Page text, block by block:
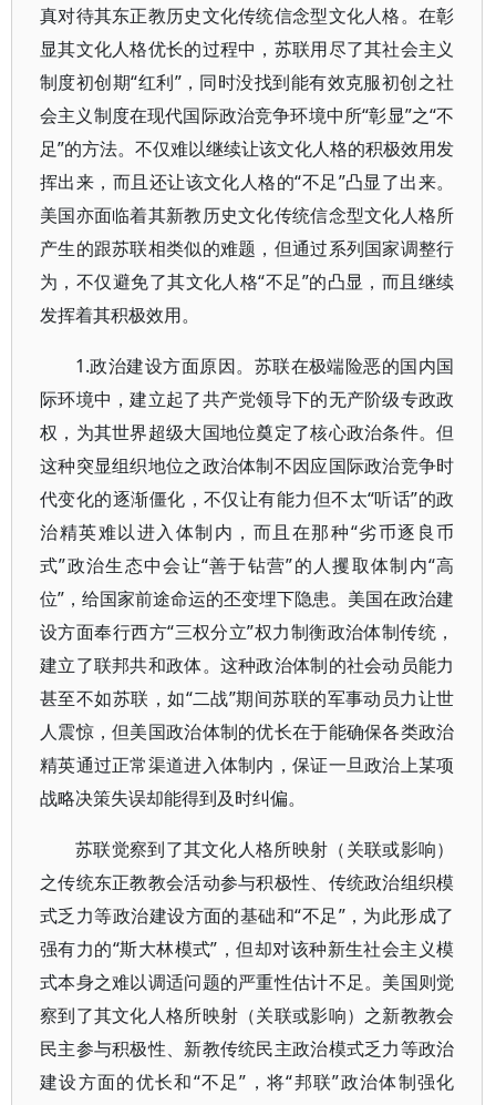
真对待其东正教历史文化传统信念型文化人格。在彰
显其文化人格优长的过程中，苏联用尽了其社会主义
制度初创期“红利”，同时没找到能有效克服初创之社
会主义制度在现代国际政治竞争环境中所“彰显”之“不
足”的方法。不仅难以继续让该文化人格的积极效用发
挥出来，而且还让该文化人格的“不足”凸显了出来。
美国亦面临着其新教历史文化传统信念型文化人格所
产生的跟苏联相类似的难题，但通过系列国家调整行
为，不仅避免了其文化人格“不足”的凸显，而且继续
发挥着其积极效用。
1.政治建设方面原因。苏联在极端险恶的国内国
际环境中，建立起了共产党领导下的无产阶级专政政
权，为其世界超级大国地位奠定了核心政治条件。但
这种突显组织地位之政治体制不因应国际政治竞争时
代变化的逐渐僵化，不仅让有能力但不太“听话”的政
治精英难以进入体制内，而且在那种“劣币逐良币
式”政治生态中会让“善于钻营”的人攫取体制内“高
位”，给国家前途命运的丕变埋下隐患。美国在政治建
设方面奉行西方“三权分立”权力制衡政治体制传统，
建立了联邦共和政体。这种政治体制的社会动员能力
甚至不如苏联，如“二战”期间苏联的军事动员力让世
人震惊，但美国政治体制的优长在于能确保各类政治
精英通过正常渠道进入体制内，保证一旦政治上某项
战略决策失误却能得到及时纠偏。
苏联觉察到了其文化人格所映射（关联或影响）
之传统东正教教会活动参与积极性、传统政治组织模
式乏力等政治建设方面的基础和“不足”，为此形成了
强有力的“斯大林模式”，但却对该种新生社会主义模
式本身之难以调适问题的严重性估计不足。美国则觉
察到了其文化人格所映射（关联或影响）之新教教会
民主参与积极性、新教传统民主政治模式乏力等政治
建设方面的优长和“不足”，将“邦联”政治体制强化